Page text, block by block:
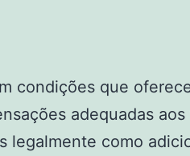
condições que
adequadas
legalmente como